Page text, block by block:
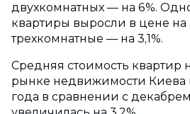
двухкомнатных — на 6%.
квартиры выросли в цене на
трехкомнатные — на 3,1%.
Средняя стоимость квартир
рынке недвижимости Киева
года в сравнении с